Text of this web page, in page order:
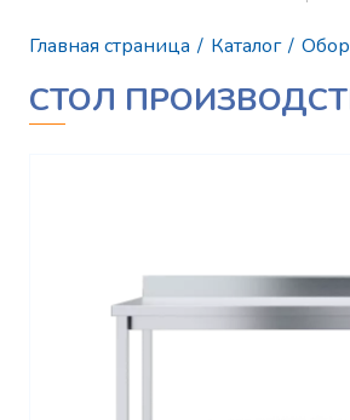
Главная страница / Каталог /
СТОЛ